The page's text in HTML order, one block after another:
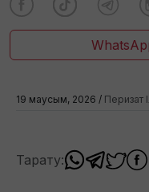
19 маусым, 2026 / Перизат
Тарату: